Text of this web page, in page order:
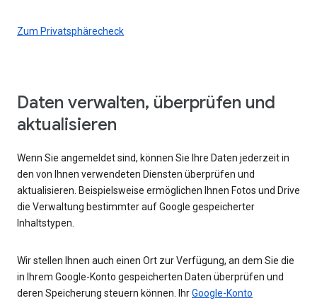
Zum Privatsphärecheck
Daten verwalten, überprüfen und
aktualisieren
Wenn Sie angemeldet sind, können Sie Ihre Daten jederzeit in
den von Ihnen verwendeten Diensten überprüfen und
aktualisieren. Beispielsweise ermöglichen Ihnen Fotos und Drive
die Verwaltung bestimmter auf Google gespeicherter
Inhaltstypen.
Wir stellen Ihnen auch einen Ort zur Verfügung, an dem Sie die
in Ihrem Google-Konto gespeicherten Daten überprüfen und
deren Speicherung steuern können. IhrGoogle-Konto